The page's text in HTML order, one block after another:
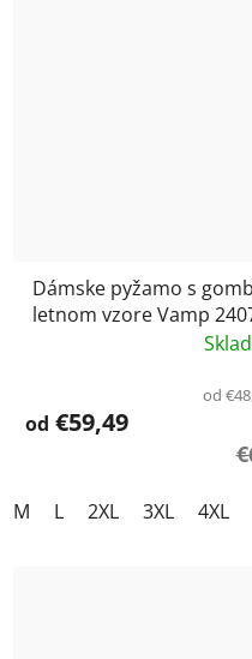
Dámske pyžamo s
letnom vzore Vamp
od
od €59,49
M L 2XL 3XL 4XL